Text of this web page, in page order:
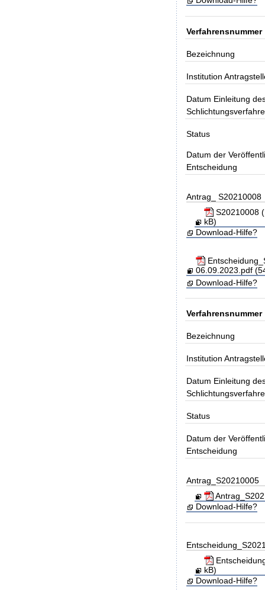
Verfahrensnummer
Bezeichnung
Institution
Datum Einleitung
Status
Datum der
Entscheidung
Antrag_ S20210008
S20210008
kB)
Download-Hilfe?
06.09.2023.pdf
Download-Hilfe?
Verfahrensnummer
Bezeichnung
Institution
Datum Einleitung
Status
Datum der
Entscheidung
Antrag_S20210005
Download-Hilfe?
kB)
Download-Hilfe?